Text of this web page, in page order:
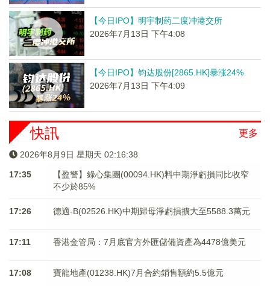
【今日IPO】明宇制药二度冲港交所
2026年7月13日 下午4:08
【今日IPO】钧达股份[2865.HK]暴涨24%
2026年7月13日 下午4:09
更多
快訊
2026年8月9日 星期天 02:16:38
17:35
【盈警】綠心集團(00094.HK)料中期淨虧損同比收窄
不少於85%
17:26 德適-B(02526.HK)中期歸母淨虧損擴大至5588.3萬元
17:11 香港金管局：7月底官方外匯儲備資產為4478億美元
17:08 寶龍地產(01238.HK)7月合約銷售額約5.5億元